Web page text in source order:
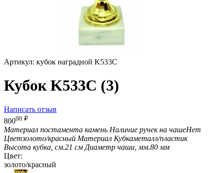
Артикул: кубок наградной K533C
Кубок K533C (3)
Написать отзыв
80000 ₽
Материал постамента камень Наличие ручек на чашеНет
Цветзолото/красный Материал Кубкаметалл/пластик
Высота кубка, см.21 см Диаметр чаши, мм.80 мм
Цвет:
золото/красный